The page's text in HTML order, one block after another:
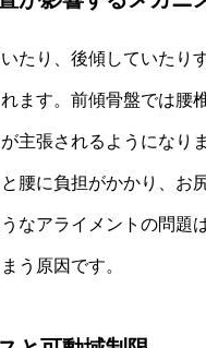
たり、後傾していたり
ます。前傾骨盤では腰
主張されるようになり
腰に負担がかかり、お
なアライメントの問題
う原因です。